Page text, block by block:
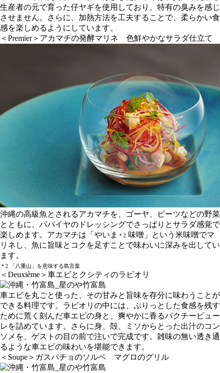
生産者の元で育った仔ヤギを使用しており、特有の臭みを感じ
させません。さらに、加熱方法を工夫することで、柔らかい食
感を楽しめるようにしています。
＜Premier＞アカマチの発酵マリネ 色鮮やかなサラダ仕立て
沖縄の高級魚とされるアカマチを、ゴーヤ、ビーツなどの野菜
とともに、パパイヤのドレッシングでさっぱりとサラダ感覚で
楽しめます。アカマチは「やいま
＊2 味噌」という米味噌でマ
リネし、魚に旨味とコクを足すことで味わいに深みを出してい
ます。
＊2 「八重山」を意味する島言葉
＜Deuxième＞車エビとクシティのラビオリ
車エビを丸ごと使った、その甘みと旨味を存分に味わうことが
できる料理です。ラビオリの中には、ぷりっとした食感を残す
ために荒く刻んだ車エビの身と、爽やかに香るパクチーピュー
レを詰めています。さらに身、殻、ミソからとった出汁のコン
ソメを、ゲストの目の前で注いで完成です。雑味の無い透き通
るような車エビの味わいを堪能できます。
＜Soupe＞ガスパチョのソルベ マグロのグリル